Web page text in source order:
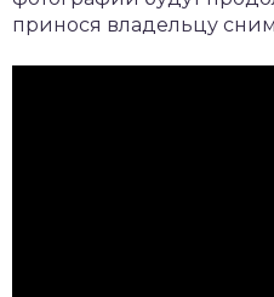
принося владельцу